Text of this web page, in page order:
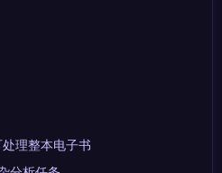
理整本电子书